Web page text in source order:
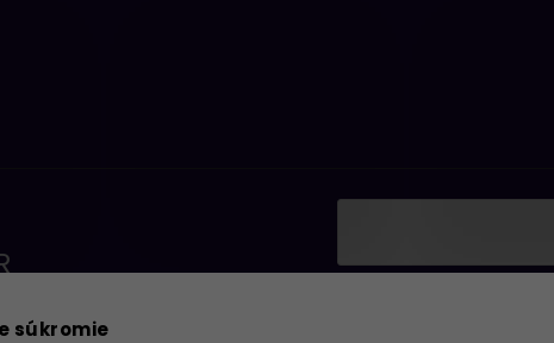
súkromie
informácie o nových